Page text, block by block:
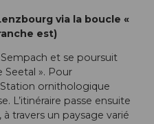
via la boucle «
est)
et se poursuit
Seetal ». Pour
ornithologique
L’itinéraire passe ensuite
travers un paysage varié